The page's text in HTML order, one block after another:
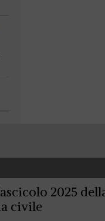
2025
civile